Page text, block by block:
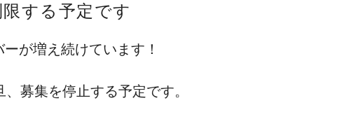
する予定です
が増え続けています！
募集を停止する予定です。